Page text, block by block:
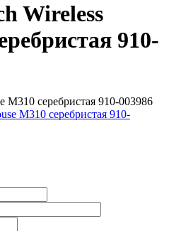
Wireless
910-
серебристая 910-003986